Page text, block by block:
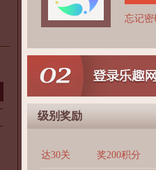
忘记密
级别奖励
达30关 奖200积分